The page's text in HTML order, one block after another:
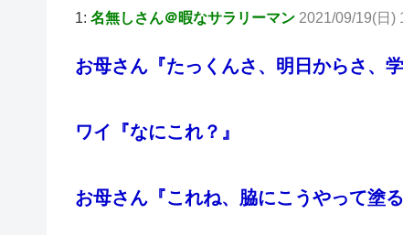
1: 名無しさん＠暇なサラリーマン 2021/09/19(日)
お母さん『たっくんさ、明日からさ、
ワイ『なにこれ？』
お母さん『これね、脇にこうやって塗る